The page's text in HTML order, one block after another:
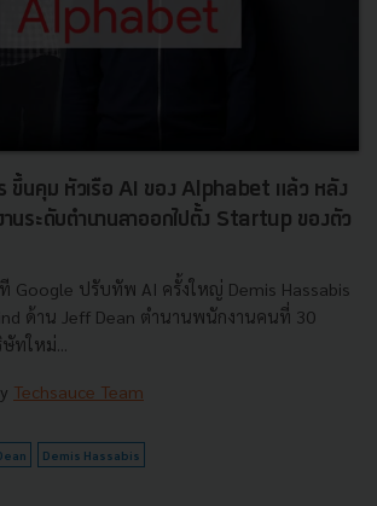
ขึ้นคุม หัวเรือ AI ของ Alphabet แล้ว หลัง
ระดับตำนานลาออกไปตั้ง Startup ของตัว
Google ปรับทัพ AI ครั้งใหญ่ Demis Hassabis
ด้าน Jeff Dean ตำนานพนักงานคนที่ 30
ทใหม่...
Techsauce Team
Demis Hassabis